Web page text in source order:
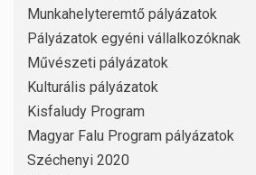
Munkahelyteremtő pályázatok
Pályázatok egyéni vállalkozóknak
Művészeti pályázatok
Kulturális pályázatok
Kisfaludy Program
Magyar Falu Program pályázatok
Széchenyi 2020